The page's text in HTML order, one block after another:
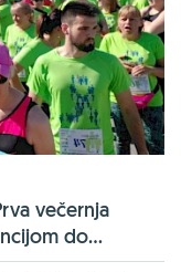
večernja
do...